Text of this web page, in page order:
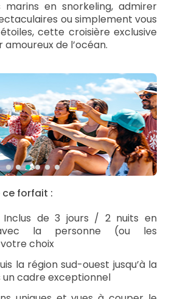
en snorkeling, admirer
ou simplement vous
cette croisière exclusive
de l’océan.
ce forfait :
Inclus de 3 jours / 2 nuits en
la personne (ou les
choix
la région sud-ouest jusqu’à la
cadre exceptionnel